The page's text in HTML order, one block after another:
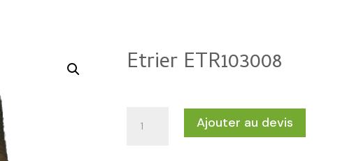
Etrier ETR103008
Ajouter au devis